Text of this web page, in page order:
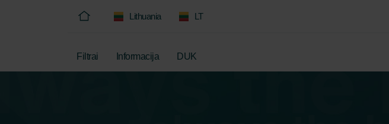
Lithuania LT
Filtrai Informacija DUK